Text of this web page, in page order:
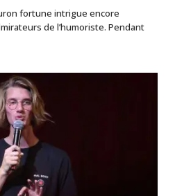
fortune intrigue encore
de l’humoriste. Pendant